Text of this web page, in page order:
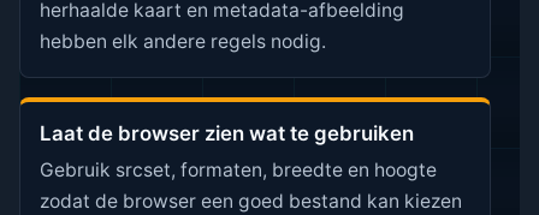
herhaalde kaart en metadata-afbeelding
hebben elk andere regels nodig.
Laat de browser zien wat te gebruiken
Gebruik srcset, formaten, breedte en hoogte
zodat de browser een goed bestand kan kiezen